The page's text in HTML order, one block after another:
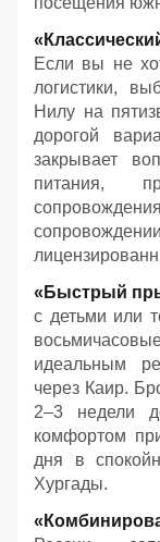
Если вы не
логистики,
Нилу на
дорогой
закрывает
питания,
«Быстрый
с детьми или
идеальным
через Каир.
2–3 недели
комфортом
дня в
Хургады.